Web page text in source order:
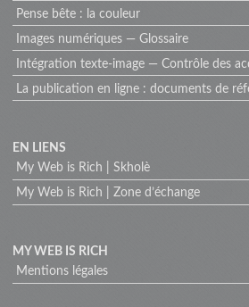
Pense bête : la couleur
Images numériques — Glossaire
Intégration texte-image — Contrôle des
La publication en ligne : documents de
Menu
extra
EN LIENS
My Web is Rich | Skholè
My Web is Rich | Zone d’échange
MY WEB IS RICH
Mentions légales